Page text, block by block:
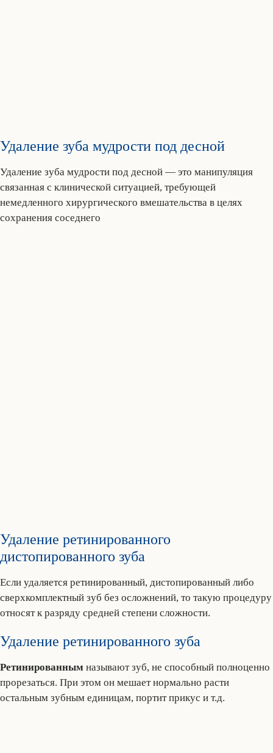
Удаление зуба мудрости под десной
Удаление зуба мудрости под десной — это манипуляция
связанная с клинической ситуацией, требующей
немедленного хирургического вмешательства в целях
сохранения соседнего
Удаление ретинированного
дистопированного зуба
Если удаляется ретинированный, дистопированный либо
сверхкомплектный зуб без осложнений, то такую процедуру
относят к разряду средней степени сложности.
Удаление ретинированного зуба
Ретинированным называют зуб, не способный полноценно
прорезаться. При этом он мешает нормально расти
остальным зубным единицам, портит прикус и т.д.